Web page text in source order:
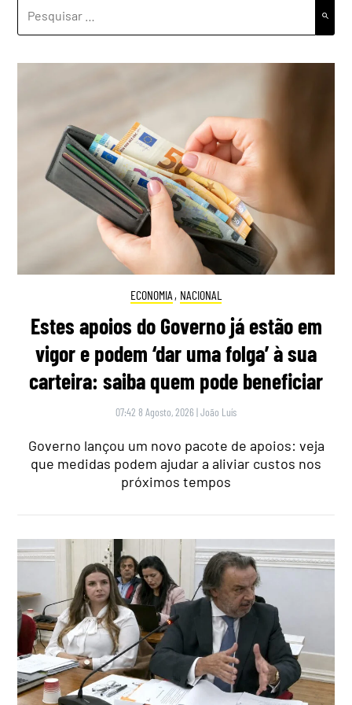
ECONOMIA , NACIONAL
Estes apoios do Governo já estão em
vigor e podem ‘dar uma folga’ à sua
carteira: saiba quem pode beneficiar
07:42 8 Agosto, 2026 |João Luís
Governo lançou um novo pacote de apoios: veja
que medidas podem ajudar a aliviar custos nos
próximos tempos